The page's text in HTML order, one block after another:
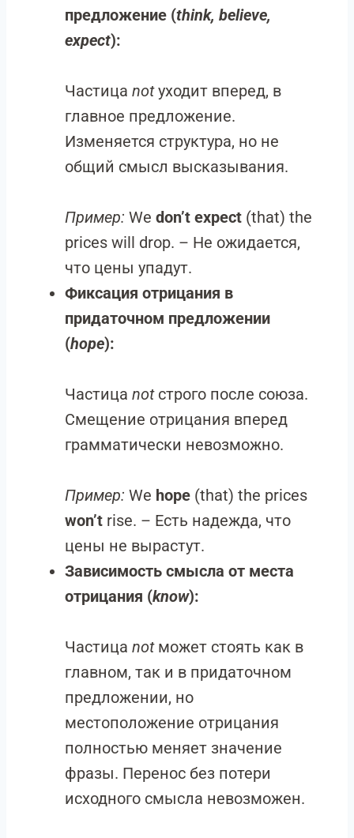
предложение (think, believe,
expect):
Частица notуходит вперед, в
главное предложение.
Изменяется структура, но не
общий смысл высказывания.
Пример: We don’t expect (that) the
prices will drop. – Не ожидается,
что цены упадут.
Фиксация отрицания в
придаточном предложении
(hope):
Частица notстрого после союза.
Смещение отрицания вперед
грамматически невозможно.
Пример: We hope (that) the prices
won’t rise. – Есть надежда, что
цены не вырастут.
Зависимость смысла от места
отрицания (know):
Частица notможет стоять как в
главном, так и в придаточном
предложении, но
местоположение отрицания
полностью меняет значение
фразы. Перенос без потери
исходного смысла невозможен.